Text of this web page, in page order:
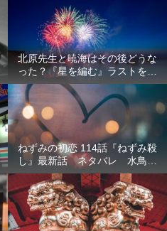
北原先生と暁海はその後どうな
った？『星を編む』ラストをネ
タバレ解説
ねずみの初恋 114話『ねずみ殺
し』最新話 ネタバレ 水鳥死
亡 鯆を殺すか